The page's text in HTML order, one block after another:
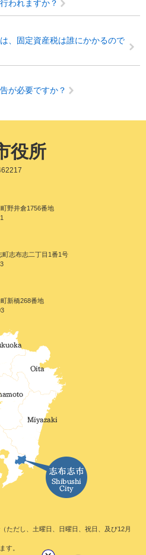
われますか？
、固定資産税は誰にかかるので
が必要ですか？
役所
野井倉1756番地
志布志二丁目1番1号
新橋268番地
ただし、土曜日、日曜日、祝日、及び12月
す。